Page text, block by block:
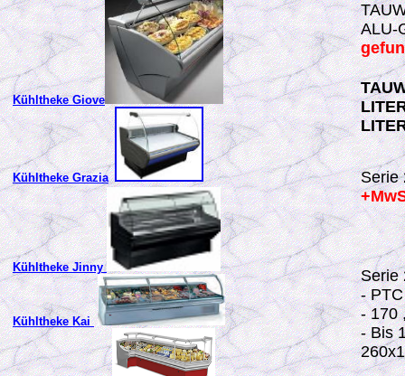
Kühltheke Giove
Kühltheke Grazia
Kühltheke Jinny
Kühltheke Kai
ALU-
Serie
Serie
-
- 170
- Bis